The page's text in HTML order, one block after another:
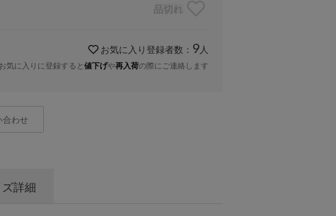
品切れ
お気に入り登録者数： 9 人
お気に入りに登録すると値下げや再入荷の際にご連絡します
合わせ
詳細